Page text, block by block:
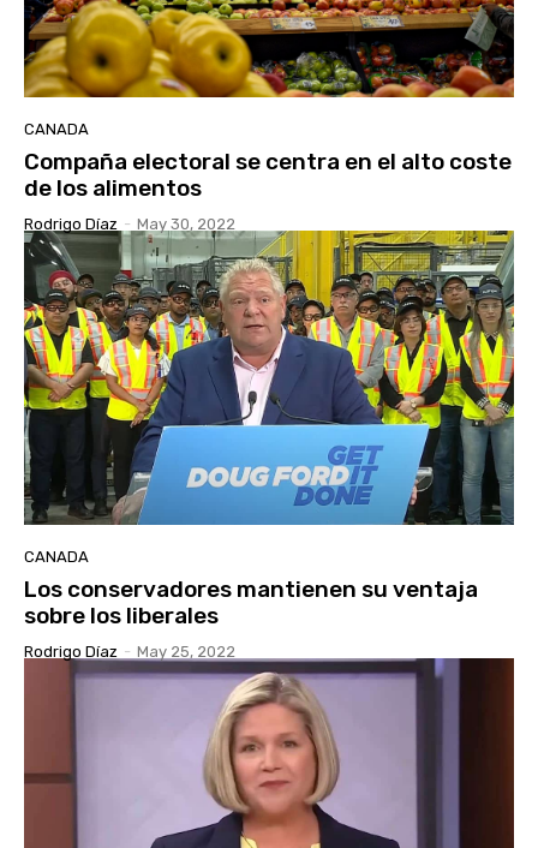
CANADA
Compaña electoral se centra en el alto coste
de los alimentos
Rodrigo Díaz - May 30, 2022
CANADA
Los conservadores mantienen su ventaja
sobre los liberales
Rodrigo Díaz - May 25, 2022